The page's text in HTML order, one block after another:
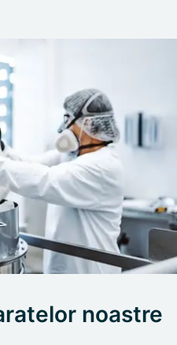
noastre